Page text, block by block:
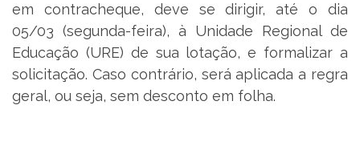
em contracheque, deve se dirigir, até o dia
05/03 (segunda-feira), à Unidade Regional de
Educação (URE) de sua lotação, e formalizar a
solicitação. Caso contrário, será aplicada a regra
geral, ou seja, sem desconto em folha.